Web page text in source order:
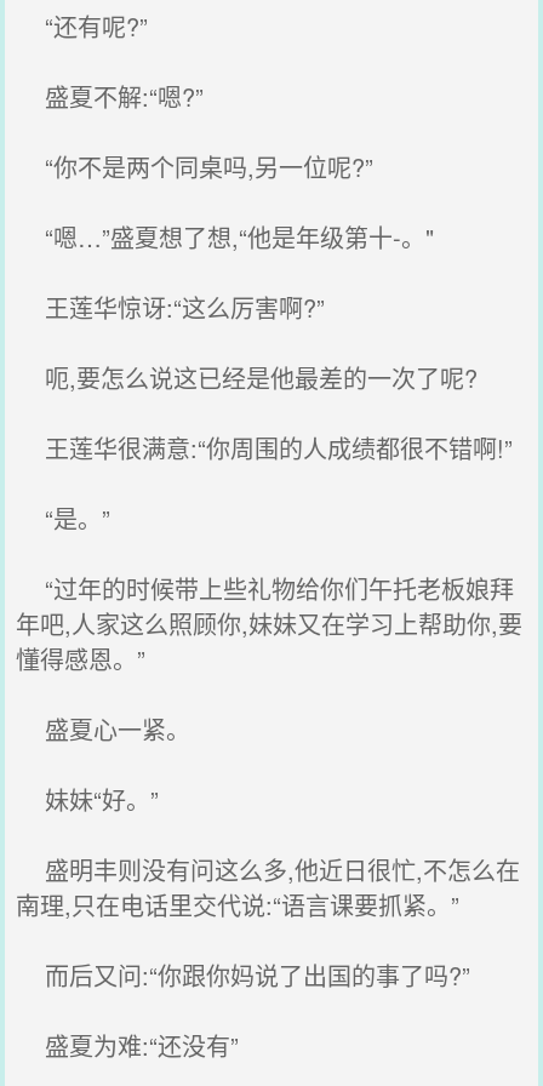
“还有呢?”
盛夏不解:“嗯?”
“你不是两个同桌吗,另一位呢?”
“嗯…”盛夏想了想,“他是年级第十-。"
王莲华惊讶:“这么厉害啊?”
呃,要怎么说这已经是他最差的一次了呢?
王莲华很满意:“你周围的人成绩都很不错啊!”
“是。”
“过年的时候带上些礼物给你们午托老板娘拜
年吧,人家这么照顾你,妹妹又在学习上帮助你,要
懂得感恩。”
盛夏心一紧。
妹妹“好。”
盛明丰则没有问这么多,他近日很忙,不怎么在
南理,只在电话里交代说:“语言课要抓紧。”
而后又问:“你跟你妈说了出国的事了吗?”
盛夏为难:“还没有”